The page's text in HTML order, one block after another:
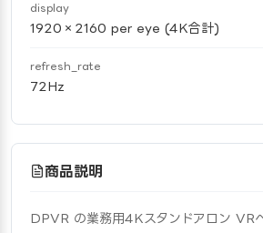
display
1920×2160 per eye (4K合計)
refresh_rate
72Hz
商品説明
DPVR の業務用4Kスタンドアロン VR